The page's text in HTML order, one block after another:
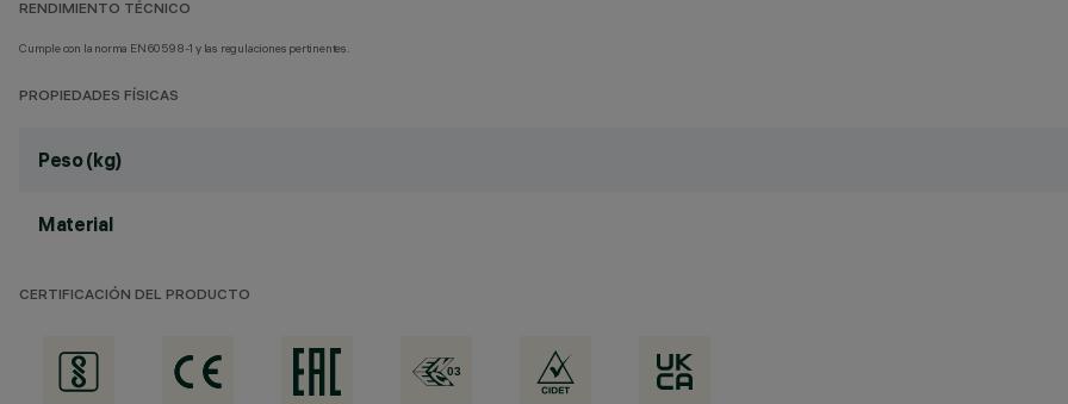
RENDIMIENTO TÉCNICO
Cumple con la norma EN60598-1 y las regulaciones pertinentes.
PROPIEDADES FÍSICAS
Peso (kg)
Material
CERTIFICACIÓN DEL PRODUCTO